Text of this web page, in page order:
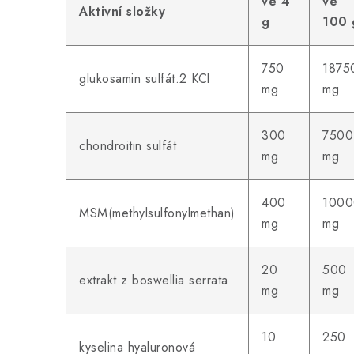
Aktivní složky
g
100
glukosamin sulfát.2 KCl
750
mg
mg
chondroitin sulfát
300
mg
7500
mg
MSM(methylsulfonylmethan)
400
mg
mg
extrakt z boswellia serrata
20
mg
500
mg
kyselina hyaluronová
10
250